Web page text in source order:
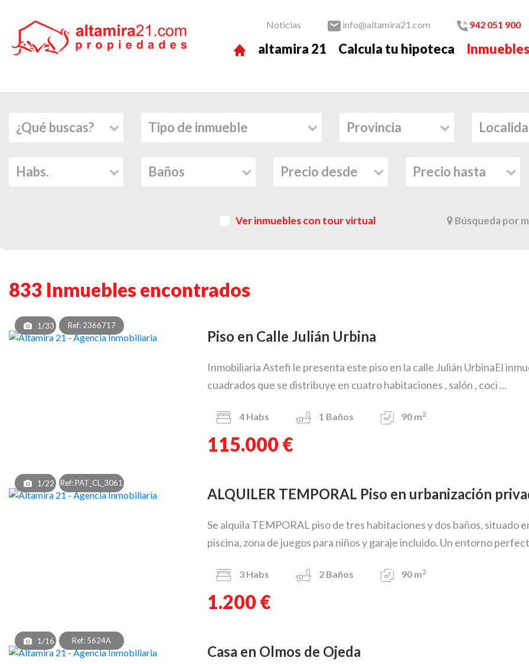
Noticias info@altamira21.com 942 051 900
altamira 21 Calcula tu hipoteca Inmuebles
Ver inmuebles con tour virtual Búsqueda por
833 Inmuebles encontrados
1/33 Ref: 2366717
Piso en Calle Julián Urbina
Inmobiliaria Astefi le presenta este piso en la calle Julián UrbinaEl
cuadrados que se distribuye en cuatro habitaciones , salón , coci ...
4 Habs 1 Baños 90 m2
115.000 €
1/22 Ref: PAT_CL_3061
ALQUILER TEMPORAL Piso en urbanización
Se alquila TEMPORAL piso de tres habitaciones y dos baños, situado
piscina, zona de juegos para niños y garaje incluido. Un entorno
3 Habs 2 Baños 90 m2
1.200 €
1/16 Ref: 5624A
Casa en Olmos de Ojeda